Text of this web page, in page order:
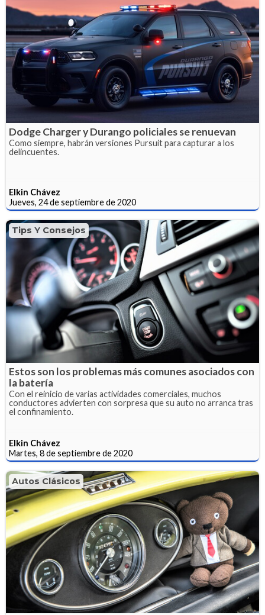
Dodge Charger y Durango policiales se renuevan
Como siempre, habrán versiones Pursuit para capturar a los
delincuentes.
Elkin Chávez
Jueves, 24 de septiembre de 2020
Tips Y Consejos
Estos son los problemas más comunes asociados con
la batería
Con el reinicio de varias actividades comerciales, muchos
conductores advierten con sorpresa que su auto no arranca tras
el confinamiento.
Elkin Chávez
Martes, 8 de septiembre de 2020
Autos Clásicos